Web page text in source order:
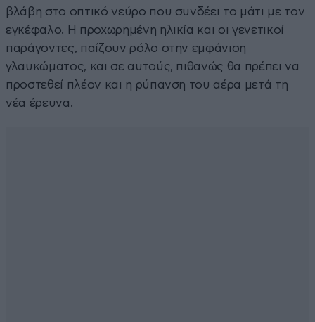
βλάβη στο οπτικό νεύρο που συνδέει το μάτι με τον
εγκέφαλο. Η προχωρημένη ηλικία και οι γενετικοί
παράγοντες, παίζουν ρόλο στην εμφάνιση
γλαυκώματος, και σε αυτούς, πιθανώς θα πρέπει να
προστεθεί πλέον και η ρύπανση του αέρα μετά τη
νέα έρευνα.